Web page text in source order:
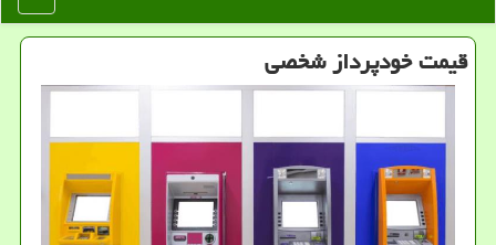
قیمت خودپرداز شخصی